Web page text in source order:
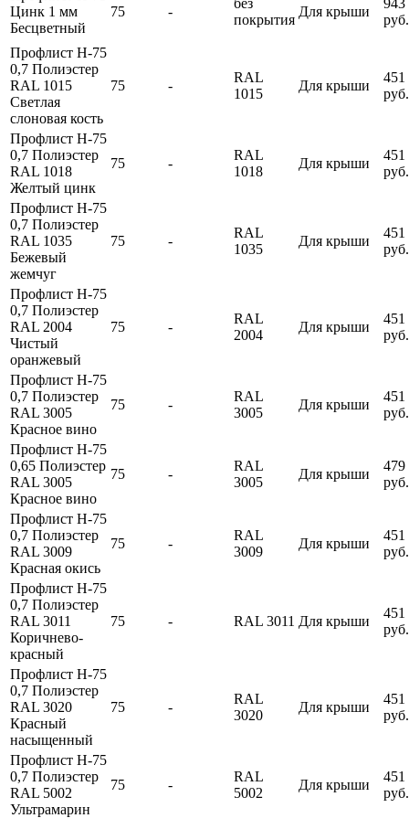
Цинк 1 мм
Бесцветный
75 -
покрытия
Для крыши
руб.
Профлист Н-75
0,7 Полиэстер
RAL 1015
Светлая
слоновая кость
75 -
RAL
1015
Для крыши
451
руб.
Профлист Н-75
0,7 Полиэстер
RAL 1018
Желтый цинк
75 -
RAL
1018
Для крыши
451
руб.
Профлист Н-75
0,7 Полиэстер
RAL 1035
Бежевый
жемчуг
75 -
RAL
1035
Для крыши
451
руб.
Профлист Н-75
0,7 Полиэстер
RAL 2004
Чистый
оранжевый
75 -
RAL
2004
Для крыши
451
руб.
Профлист Н-75
0,7 Полиэстер
RAL 3005
Красное вино
75 -
RAL
3005
Для крыши
451
руб.
Профлист Н-75
0,65 Полиэстер
RAL 3005
Красное вино
75 -
RAL
3005
Для крыши
479
руб.
Профлист Н-75
0,7 Полиэстер
RAL 3009
Красная окись
75 -
RAL
3009
Для крыши
451
руб.
Профлист Н-75
0,7 Полиэстер
RAL 3011
Коричнево-
красный
75 - RAL 3011 Для крыши
451
руб.
Профлист Н-75
0,7 Полиэстер
RAL 3020
Красный
насыщенный
75 -
RAL
3020
Для крыши
451
руб.
Профлист Н-75
0,7 Полиэстер
RAL 5002
Ультрамарин
75 -
RAL
5002
Для крыши
451
руб.